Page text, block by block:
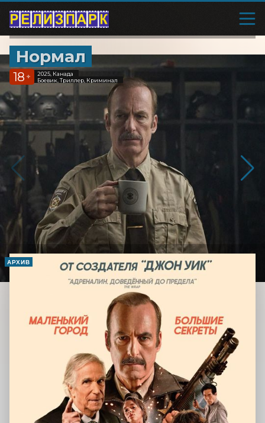
Нормал
18 +
2025, Канада
Боевик, Триллер, Криминал
АРХИВ